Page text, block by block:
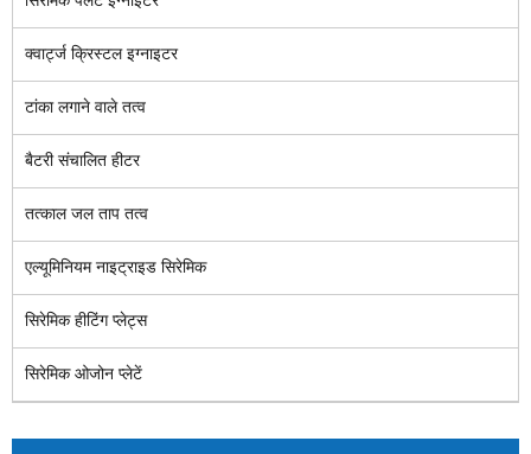
क्वार्ट्ज क्रिस्टल इग्नाइटर
टांका लगाने वाले तत्व
बैटरी संचालित हीटर
तत्काल जल ताप तत्व
एल्यूमिनियम नाइट्राइड सिरेमिक
सिरेमिक हीटिंग प्लेट्स
सिरेमिक ओजोन प्लेटें